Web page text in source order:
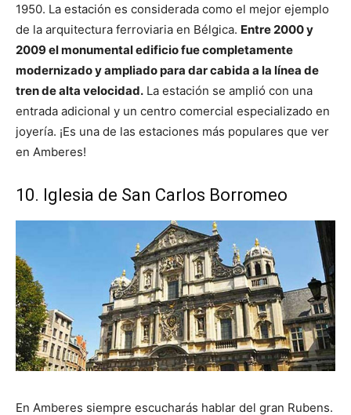
1950. La estación es considerada como el mejor ejemplo
de la arquitectura ferroviaria en Bélgica. Entre 2000 y
2009 el monumental edificio fue completamente
modernizado y ampliado para dar cabida a la línea de
tren de alta velocidad. La estación se amplió con una
entrada adicional y un centro comercial especializado en
joyería. ¡Es una de las estaciones más populares que ver
en Amberes!
10. Iglesia de San Carlos Borromeo
En Amberes siempre escucharás hablar del gran Rubens.